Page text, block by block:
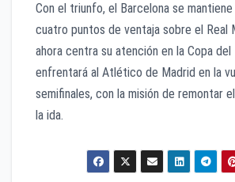
Con el triunfo, el Barcelona se
cuatro puntos de ventaja sobre el Real
ahora centra su atención en la Copa del
enfrentará al Atlético de Madrid en la
semifinales, con la misión de remontar
la ida.